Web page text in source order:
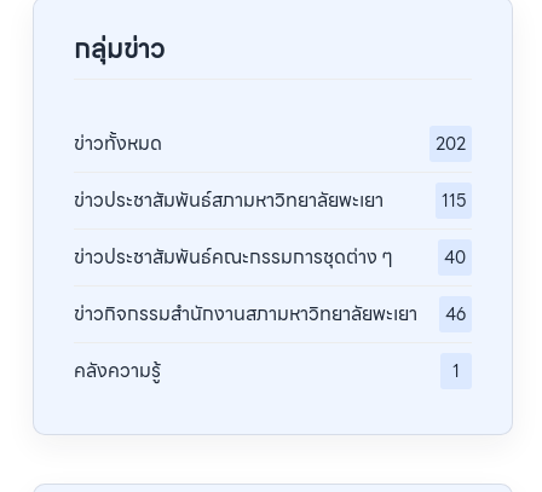
กลุ่มข่าว
ข่าวทั้งหมด 202
ข่าวประชาสัมพันธ์สภามหาวิทยาลัยพะเยา 115
ข่าวประชาสัมพันธ์คณะกรรมการชุดต่าง ๆ 40
ข่าวกิจกรรมสำนักงานสภามหาวิทยาลัยพะเยา 46
คลังความรู้ 1